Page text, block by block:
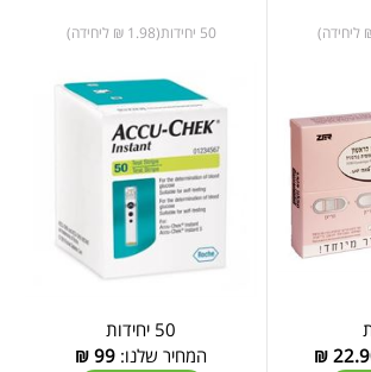
₪
50 יחידות(1.98 ₪ ליחידה)
50 יחידות
המחיר שלנו: 99
₪